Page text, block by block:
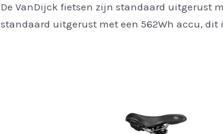
De VanDijck fietsen zijn standaard uitgerust
standaard uitgerust met een 562Wh accu,